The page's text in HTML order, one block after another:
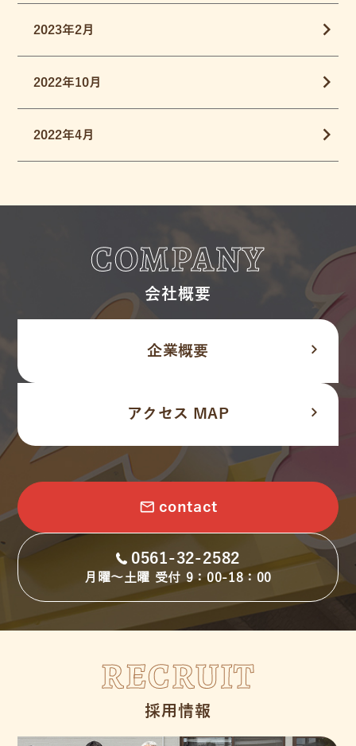
2023年2月
2022年10月
2022年4月
COMPANY
会社概要
企業概要 navigate_next
アクセス MAP navigate_next
0561-32-2582
月曜～土曜 受付 9：00-18：00
email contact
RECRUIT
採用情報